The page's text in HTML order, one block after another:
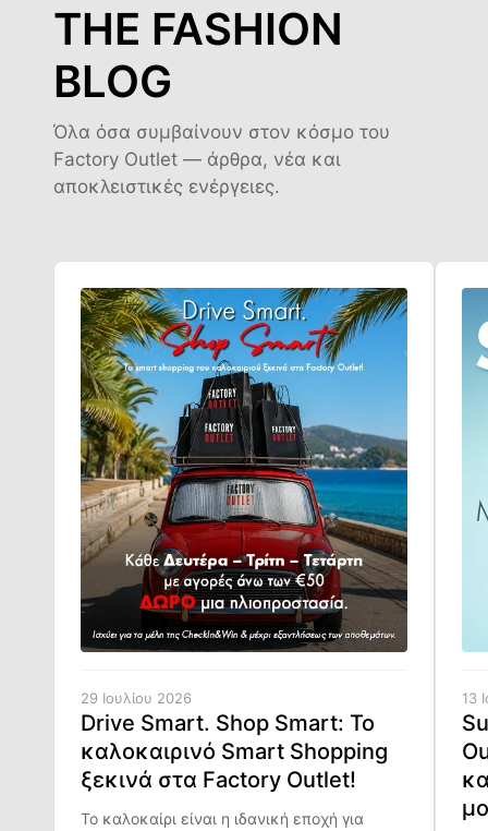
THE FASHION
BLOG
Όλα όσα συμβαίνουν στον κόσμο του
Factory Outlet — άρθρα, νέα και
αποκλειστικές ενέργειες.
29 Ιουλίου 2026
Drive Smart. Shop Smart: Το
καλοκαιρινό Smart Shopping
ξεκινά στα Factory Outlet!
Το καλοκαίρι είναι η ιδανική εποχή για
13